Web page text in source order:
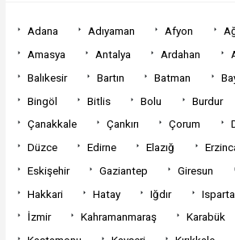
Adana Adıyaman Afyon
Amasya
Antalya Ardahan
Balıkesir
Bartın Batman
Bingöl
Bitlis Bolu Burdur
Çanakkale
Çankırı Çorum
Düzce
Edirne Elazığ
Eskişehir
Gaziantep Giresun
Hakkari
Hatay Iğdır Isparta
İzmir
Kahramanmaraş Karabük